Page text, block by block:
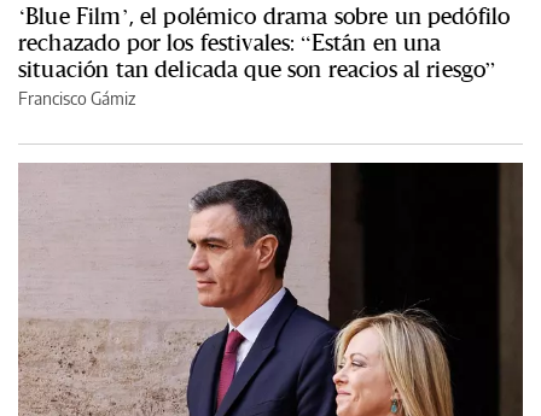
‘Blue Film’, el polémico drama sobre un pedófilo
rechazado por los festivales: “Están en una
situación tan delicada que son reacios al riesgo”
Francisco Gámiz